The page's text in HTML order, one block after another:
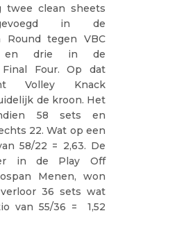
twee clean sheets
in de
Round tegen VBC
en drie in de
Final Four. Op dat
Volley Knack
de kroon. Het
58 sets en
22. Wat op een
58/22 = 2,63. De
in de Play Off
Menen, won
36 sets wat
van 55/36 = 1,52